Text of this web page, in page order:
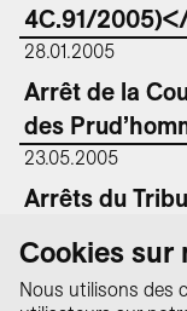
4C.91/
28.01.2005
Arrêt de la
des
23.05.2005
Arrêts du
Cookies sur
Nous utilisons des